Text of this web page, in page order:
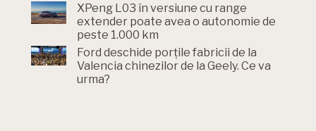
XPeng L03 în versiune cu range
extender poate avea o autonomie de
peste 1.000 km
Ford deschide porțile fabricii de la
Valencia chinezilor de la Geely. Ce va
urma?